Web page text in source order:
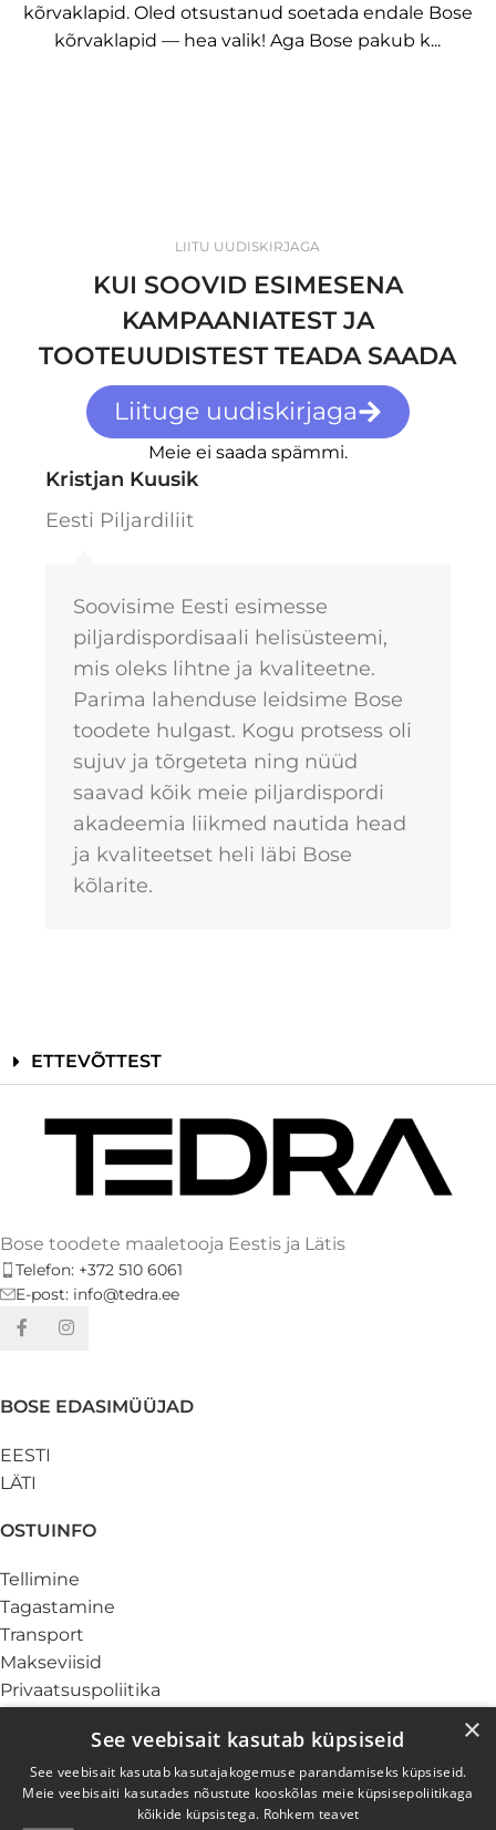
kõrvaklapid. Oled otsustanud soetada endale Bose
kõrvaklapid — hea valik! Aga Bose pakub k...
LIITU UUDISKIRJAGA
KUI SOOVID ESIMESENA
KAMPAANIATEST JA
TOOTEUUDISTEST TEADA SAADA
Liituge uudiskirjaga
Meie ei saada spämmi.
Kristjan Kuusik
Eesti Piljardiliit
Soovisime Eesti esimesse
piljardispordisaali helisüsteemi,
mis oleks lihtne ja kvaliteetne.
Parima lahenduse leidsime Bose
toodete hulgast. Kogu protsess oli
sujuv ja tõrgeteta ning nüüd
saavad kõik meie piljardispordi
akadeemia liikmed nautida head
ja kvaliteetset heli läbi Bose
kõlarite.
ETTEVÕTTEST
Bose toodete maaletooja Eestis ja Lätis
Telefon: +372 510 6061
E-post: info@tedra.ee
BOSE EDASIMÜÜJAD
EESTI
LÄTI
OSTUINFO
Tellimine
Tagastamine
Transport
Makseviisid
Privaatsuspoliitika
TEENUSED
×
See veebisait kasutab küpsiseid
See veebisait kasutab kasutajakogemuse parandamiseks küpsiseid.
Meie veebisaiti kasutades nõustute kooskõlas meie küpsisepoliitikaga
kõikide küpsistega. Rohkem teavet